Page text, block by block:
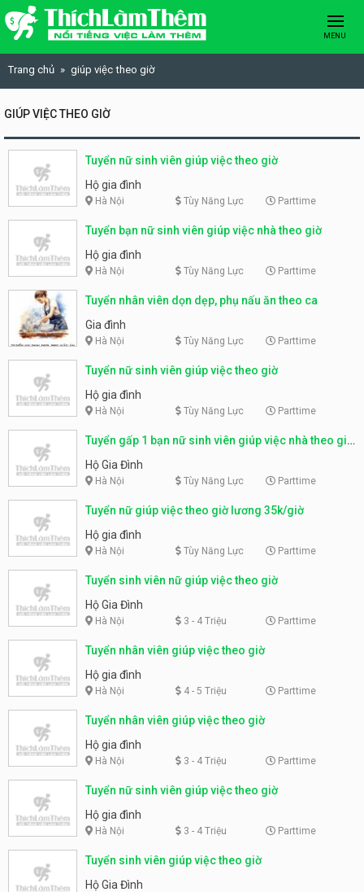
Skip to content
MENU
Trang chủ giúp việc theo giờ
GIÚP VIỆC THEO GIỜ
Tuyển nữ sinh viên giúp việc theo giờ
Hộ gia đình
Hà Nội Tùy Năng Lực Parttime
Tuyển bạn nữ sinh viên giúp việc nhà theo giờ
Hộ gia đình
Hà Nội Tùy Năng Lực Parttime
Tuyển nhân viên dọn dẹp, phụ nấu ăn theo ca
Gia đình
Hà Nội Tùy Năng Lực Parttime
Tuyển nữ sinh viên giúp việc theo giờ
Hộ gia đình
Hà Nội Tùy Năng Lực Parttime
Tuyển gấp 1 bạn nữ sinh viên giúp việc nhà theo giờ
(35k/1 tiếng)
Hộ Gia Đình
Hà Nội Tùy Năng Lực Parttime
Tuyển nữ giúp việc theo giờ lương 35k/giờ
Hộ gia đình
Hà Nội Tùy Năng Lực Parttime
Tuyển sinh viên nữ giúp việc theo giờ
Hộ Gia Đình
Hà Nội 3 - 4 Triệu Parttime
Tuyển nhân viên giúp việc theo giờ
Hộ gia đình
Hà Nội 4 - 5 Triệu Parttime
Tuyển nhân viên giúp việc theo giờ
Hộ gia đình
Hà Nội 3 - 4 Triệu Parttime
Tuyển nữ sinh viên giúp việc theo giờ
Hộ gia đình
Hà Nội 3 - 4 Triệu Parttime
Tuyển sinh viên giúp việc theo giờ
Hộ Gia Đình